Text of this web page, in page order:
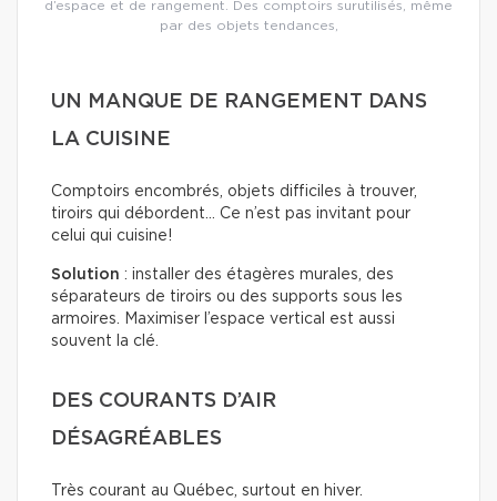
d’espace et de rangement. Des comptoirs surutilisés, même
par des objets tendances,
UN MANQUE DE RANGEMENT DANS
LA CUISINE
Comptoirs encombrés, objets difficiles à trouver,
tiroirs qui débordent… Ce n’est pas invitant pour
celui qui cuisine!
Solution : installer des étagères murales, des
séparateurs de tiroirs ou des supports sous les
armoires. Maximiser l’espace vertical est aussi
souvent la clé.
DES COURANTS D’AIR
DÉSAGRÉABLES
Très courant au Québec, surtout en hiver.